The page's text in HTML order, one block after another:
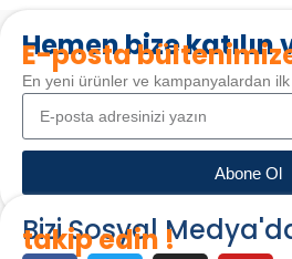
Hemen bize katılın
E-posta
En yeni ürünler ve kampanyalardan
Abone Ol
Bizi Sosyal
takip edin !